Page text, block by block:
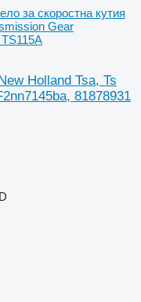
за скоростна кутия
Gear
Holland Tsa, Ts
81878931